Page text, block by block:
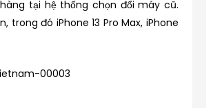
tại hệ thống chọn đổi máy cũ.
đó iPhone 13 Pro Max, iPhone